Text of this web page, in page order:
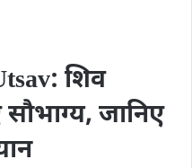
शिव
जानिए